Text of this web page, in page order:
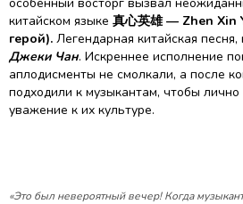
китайском языке 真心英雄 — Zhen
герой). Легендарная китайская
Джеки Чан. Искреннее исполнение
аплодисменты не смолкали, а после
подходили к музыкантам, чтобы лично
уважение к их культуре.
«Это был невероятный вечер! Когда